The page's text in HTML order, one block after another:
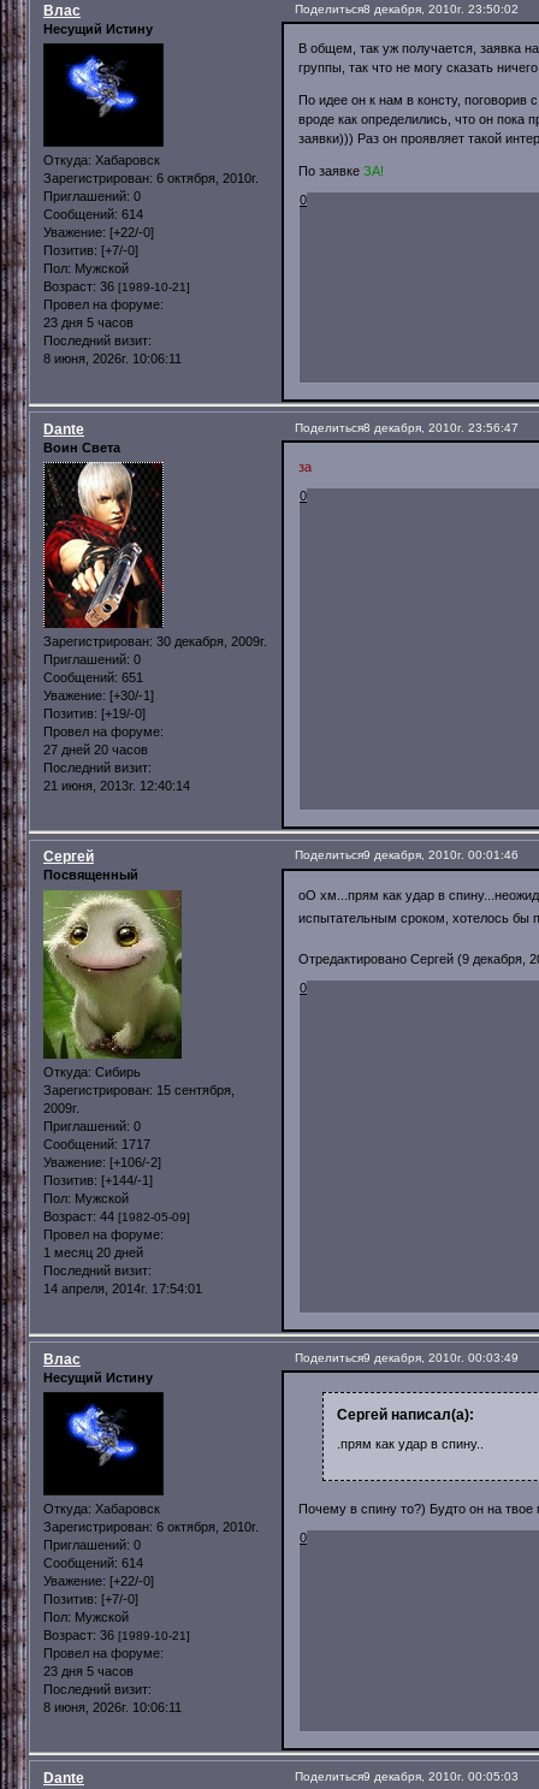
Поделиться8 декабря, 2010г. 23:50:02
Влас
Несущий Истину
Откуда: Хабаровск
Зарегистрирован: 6 октября, 2010г.
Приглашений: 0
Сообщений: 614
Уважение: [+22/-0]
Позитив: [+7/-0]
Пол: Мужской
Возраст: 36 [1989-10-21]
Провел на форуме:
23 дня 5 часов
Последний визит:
8 июня, 2026г. 10:06:11
В общем, так уж получается, заявка
группы, так что не могу сказать
По идее он к нам в консту, поговорив
вроде как определились, что он пока
заявки))) Раз он проявляет такой
По заявке ЗА!
0
Поделиться8 декабря, 2010г. 23:56:47
Dante
Воин Света
Зарегистрирован: 30 декабря, 2009г.
Приглашений: 0
Сообщений: 651
Уважение: [+30/-1]
Позитив: [+19/-0]
Провел на форуме:
27 дней 20 часов
Последний визит:
21 июня, 2013г. 12:40:14
за
0
Поделиться9 декабря, 2010г. 00:01:46
Сергей
Посвященный
Откуда: Сибирь
Зарегистрирован: 15 сентября,
2009г.
Приглашений: 0
Сообщений: 1717
Уважение: [+106/-2]
Позитив: [+144/-1]
Пол: Мужской
Возраст: 44 [1982-05-09]
Провел на форуме:
1 месяц 20 дней
Последний визит:
14 апреля, 2014г. 17:54:01
оО хм...прям как удар в
испытательным сроком, хотелось бы
Отредактировано Сергей (9 декабря,
0
Поделиться9 декабря, 2010г. 00:03:49
Влас
Несущий Истину
Откуда: Хабаровск
Зарегистрирован: 6 октября, 2010г.
Приглашений: 0
Сообщений: 614
Уважение: [+22/-0]
Позитив: [+7/-0]
Пол: Мужской
Возраст: 36 [1989-10-21]
Провел на форуме:
23 дня 5 часов
Последний визит:
8 июня, 2026г. 10:06:11
Сергей написал(а):
.прям как удар в спину..
Почему в спину то?) Будто он на
0
Поделиться9 декабря, 2010г. 00:05:03
Dante